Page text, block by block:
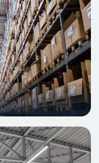
effiziente
hohen Tageslichtanteil
Mitarbeiter oder